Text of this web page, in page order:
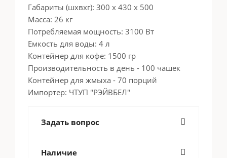
Габариты (шxвxг): 300 х 430 х 500
Масса: 26 кг
Потребляемая мощность: 3100 Вт
Емкость для воды: 4 л
Контейнер для кофе: 1500 гр
Производительность в день - 100 чашек
Контейнер для жмыха - 70 порций
Импортер: ЧТУП "РЭЙВБЕЛ"
Задать вопрос
Наличие